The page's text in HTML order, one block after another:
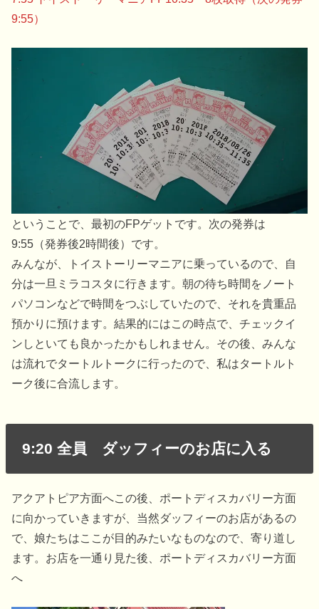
9:55）
ということで、最初のFPゲットです。次の発券は
9:55（発券後2時間後）です。
みんなが、トイストーリーマニアに乗っているので、自
分は一旦ミラコスタに行きます。朝の待ち時間をノート
パソコンなどで時間をつぶしていたので、それを貴重品
預かりに預けます。結果的にはこの時点で、チェックイ
ンしといても良かったかもしれません。その後、みんな
は流れでタートルトークに行ったので、私はタートルト
ーク後に合流します。
9:20 全員 ダッフィーのお店に入る
アクアトピア方面へこの後、ポートディスカバリー方面
に向かっていきますが、当然ダッフィーのお店があるの
で、娘たちはここが目的みたいなものなので、寄り道し
ます。お店を一通り見た後、ポートディスカバリー方面
へ